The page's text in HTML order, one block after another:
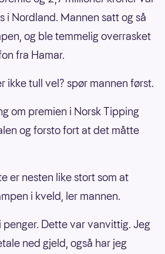
i Nordland. Mannen satt og så
og ble temmelig overrasket
fra Hamar.
ikke tull vel? spør mannen først.
om premien i Norsk Tipping
og forsto fort at det måtte
er nesten like stort som at
i kveld, ler mannen.
penger. Dette var vanvittig. Jeg
ned gjeld, også har jeg